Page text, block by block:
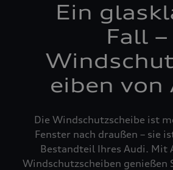
Ein
Fall –
eiben von
Die Windschutzscheibe ist
Fenster nach draußen – sie
Bestandteil Ihres Audi. Mit
Windschutzscheiben genießen